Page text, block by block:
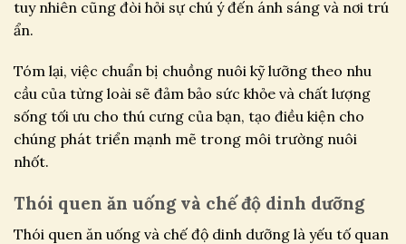
tuy nhiên cũng đòi hỏi sự chú ý đến ánh sáng và nơi trú
ẩn.
Tóm lại, việc chuẩn bị chuồng nuôi kỹ lưỡng theo nhu
cầu của từng loài sẽ đảm bảo sức khỏe và chất lượng
sống tối ưu cho thú cưng của bạn, tạo điều kiện cho
chúng phát triển mạnh mẽ trong môi trường nuôi
nhốt.
Thói quen ăn uống và chế độ dinh dưỡng
Thói quen ăn uống và chế độ dinh dưỡng là yếu tố quan